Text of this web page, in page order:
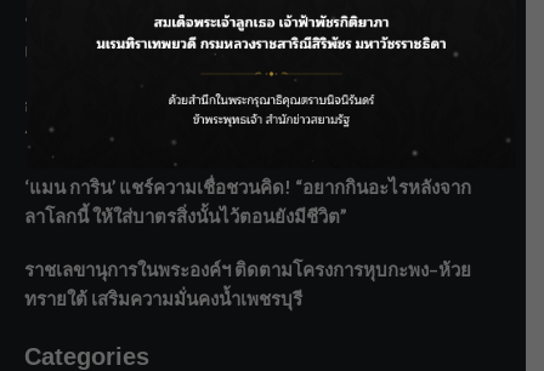
ฟาดลุคใหม่! “แบม พิชญานิน” แดนซ์สับทุกจังหวะ ชวนแฟนๆ
แกะท่า #นอกจอนอกใจ
กรมชลฯ รับฟังประชาชน ติดตามแก้ปัญหาโครงการประตู
ระบายน้ำศรีสองรักฯ
‘แมน การิน’ แชร์ความเชื่อชวนคิด! “อยากกินอะไรหลังจาก
ลาโลกนี้ ให้ใส่บาตรสิ่งนั้นไว้ตอนยังมีชีวิต”
ราชเลขานุการในพระองค์ฯ ติดตามโครงการหุบกะพง–ห้วย
ทรายใต้ เสริมความมั่นคงน้ำเพชรบุรี
Categories